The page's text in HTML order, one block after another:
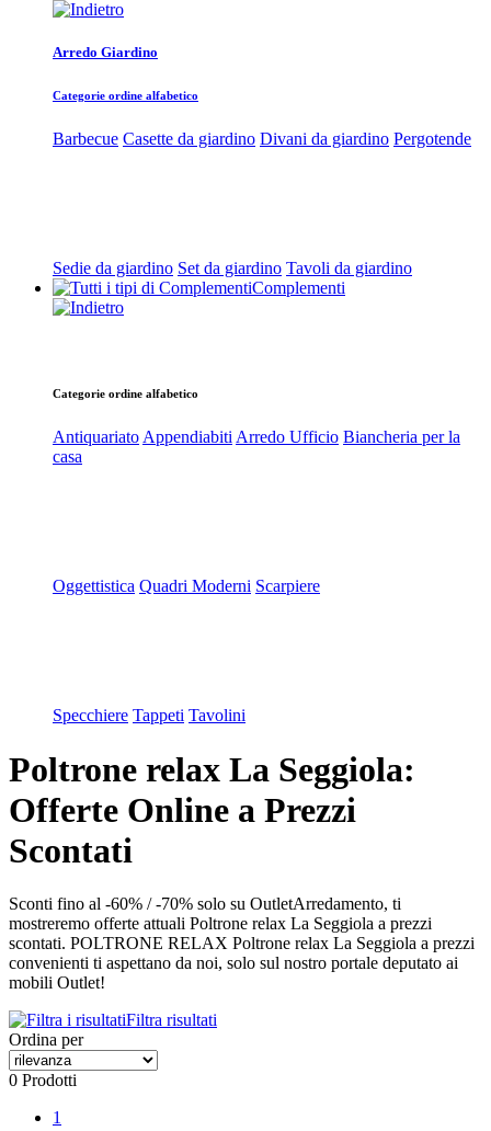
Arredo Giardino
Categorie ordine alfabetico
Barbecue Casette da giardino Divani da giardino Pergotende
Sedie da giardino Set da giardino Tavoli da giardino
Complementi
Categorie ordine alfabetico
Antiquariato Appendiabiti Arredo Ufficio Biancheria per la
casa
Oggettistica Quadri Moderni Scarpiere
Specchiere Tappeti Tavolini
Poltrone relax La Seggiola:
Offerte Online a Prezzi
Scontati
Sconti fino al -60% / -70% solo su OutletArredamento, ti
mostreremo offerte attuali Poltrone relax La Seggiola a prezzi
scontati. POLTRONE RELAX Poltrone relax La Seggiola a prezzi
convenienti ti aspettano da noi, solo sul nostro portale deputato ai
mobili Outlet!
Filtra risultati
Ordina per
0 Prodotti
1